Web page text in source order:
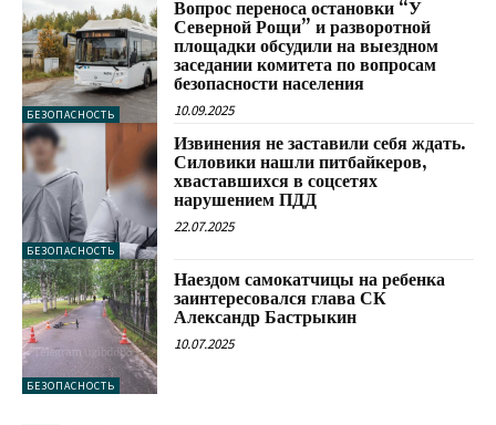
БЕЗОПАСНОСТЬ
Вопрос переноса остановки “У
Северной Рощи” и разворотной
площадки обсудили на выездном
заседании комитета по вопросам
безопасности населения
10.09.2025
БЕЗОПАСНОСТЬ
Извинения не заставили себя ждать.
Силовики нашли питбайкеров,
хваставшихся в соцсетях
нарушением ПДД
22.07.2025
БЕЗОПАСНОСТЬ
Наездом самокатчицы на ребенка
заинтересовался глава СК
Александр Бастрыкин
10.07.2025